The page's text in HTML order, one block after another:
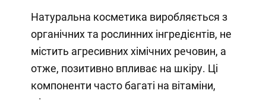
Натуральна косметика виробляється з
органічних та рослинних інгредієнтів, не
містить агресивних хімічних речовин, а
отже, позитивно впливає на шкіру. Ці
компоненти часто багаті на вітаміни,